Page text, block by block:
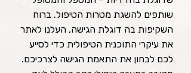
שותפים להשגת מטרות הטיפול. ברוח
השקיפות בה דוגלת הגישה, העלנו לאתר
את עיקרי התוכנית הטיפולית כדי לסייע
לכם לבחון את התאמת הגישה לצרכיכם.